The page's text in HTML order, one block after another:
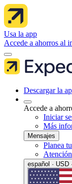
Usa la app
Accede a ahorros al
Descargar la
Accede a
Iniciar
Más
Mensajes
Planea
español · USD